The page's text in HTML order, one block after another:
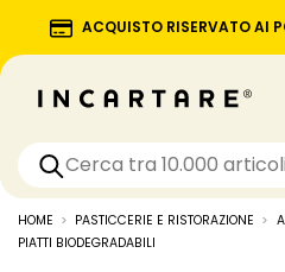
ACQUISTO RISERVATO AI
HOME PASTICCERIE E RISTORAZIONE
PIATTI BIODEGRADABILI